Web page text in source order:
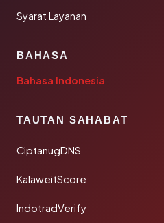
Syarat Layanan
BAHASA
Bahasa Indonesia
TAUTAN SAHABAT
CiptanugDNS
KalaweitScore
IndotradVerify